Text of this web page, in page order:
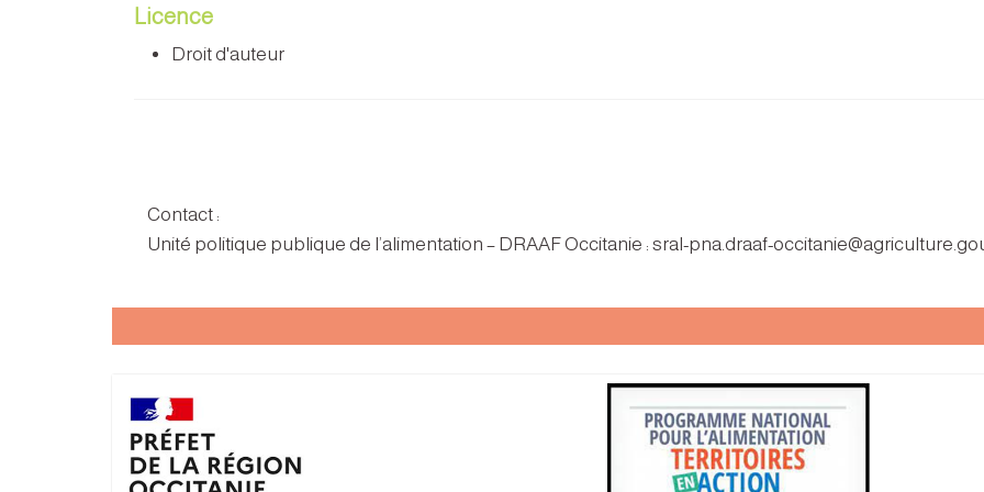
Licence
Droit d'auteur
Contact :
Unité politique publique de l’alimentation – DRAAF Occitanie : sral-pna.draaf-